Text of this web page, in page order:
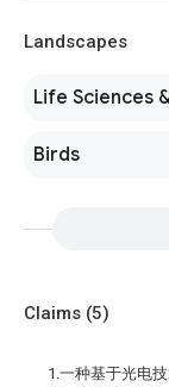
Landscapes
Life Sciences
Birds
Claims (5)
1.一种基于光电